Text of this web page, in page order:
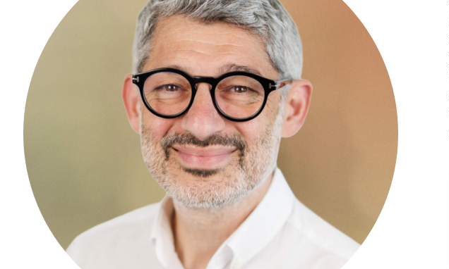
Psychoonkologie
Physiotherapie
Ernährungsberatung
Sportangebote
Palliative Care und Schmerztherapie